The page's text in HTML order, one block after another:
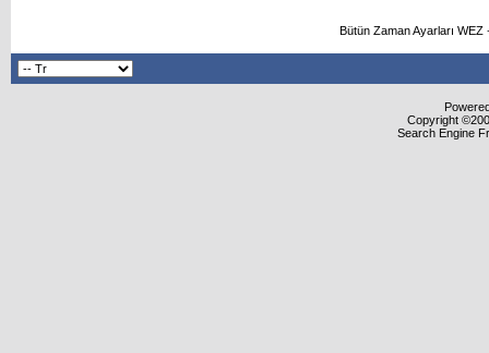
Bütün Zaman Ayarları
Copyright
Search Engine